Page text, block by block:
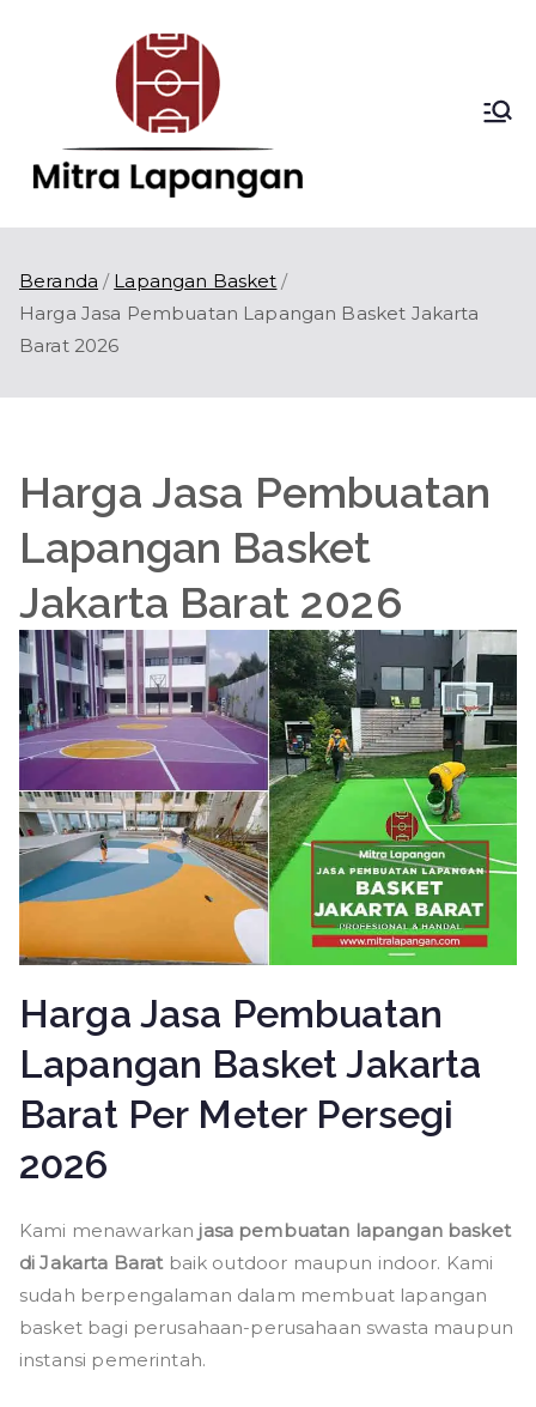
Beranda
Lapangan Basket
Harga Jasa Pembuatan Lapangan Basket Jakarta
Barat 2026
Harga Jasa Pembuatan
Lapangan Basket
Jakarta Barat 2026
Harga Jasa Pembuatan
Lapangan Basket Jakarta
Barat Per Meter Persegi
2026
Kami menawarkan jasa pembuatan lapangan basket
di Jakarta Baratbaik outdoor maupun indoor. Kami
sudah berpengalaman dalam membuat lapangan
basket bagi perusahaan-perusahaan swasta maupun
instansi pemerintah.